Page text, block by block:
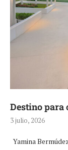
Destino para
3 julio, 2026
Yamina